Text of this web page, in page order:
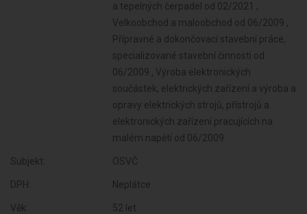
a tepelných čerpadel od 02/2021 ,
Velkoobchod a maloobchod od 06/2009 ,
Přípravné a dokončovací stavební práce,
specializované stavební činnosti od
06/2009 , Výroba elektronických
součástek, elektrických zařízení a výroba a
opravy elektrických strojů, přístrojů a
elektronických zařízení pracujících na
malém napětí od 06/2009
Subjekt: OSVČ
DPH: Neplátce
Věk: 52 let